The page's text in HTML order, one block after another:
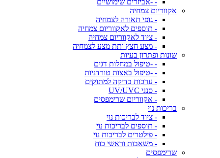
- -אביזרים שימושיים
אקווריום צמחיה
- גופי תאורה לצמחיה
- תוספים לאקווריום צמחיה
- ציוד לאקווריום צמחיה
- מצע חצץ ותת מצע לצמחיה
שונות ופתרון בעיות
- -טיפול במחלות דגים
- -טיפול באצות טורדניות
- ערכות בדיקה למתוקים
- סנני UV/UVC
- אקווריום שרימפסים
בריכות נוי
- ציוד לבריכות נוי
- תוספים לבריכות נוי
- פילטרים לבריכות נוי
- משאבות וראשי כוח
שרימפסים